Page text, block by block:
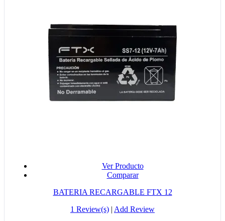
Ver Producto
Comparar
BATERIA RECARGABLE FTX 12
1 Review(s) | Add Review